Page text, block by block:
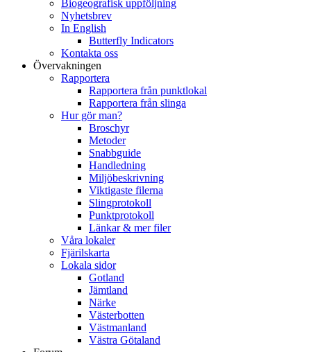
Biogeografisk uppföljning
Nyhetsbrev
In English
Butterfly Indicators
Kontakta oss
Övervakningen
Rapportera
Rapportera från punktlokal
Rapportera från slinga
Hur gör man?
Broschyr
Metoder
Snabbguide
Handledning
Miljöbeskrivning
Viktigaste filerna
Slingprotokoll
Punktprotokoll
Länkar & mer filer
Våra lokaler
Fjärilskarta
Lokala sidor
Gotland
Jämtland
Närke
Västerbotten
Västmanland
Västra Götaland